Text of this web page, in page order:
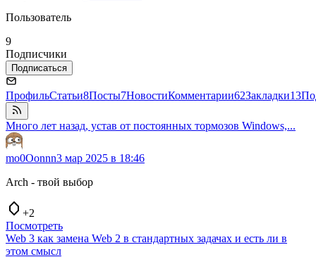
Пользователь
9
Подписчики
Подписаться
ПрофильСтатьи8Посты7НовостиКомментарии62Закладки13
Много лет назад, устав от постоянных тормозов Windows,...
mo0Oonnn3 мар 2025 в 18:46
Arch - твой выбор
+2
Посмотреть
Web 3 как замена Web 2 в стандартных задачах и есть ли в
этом смысл